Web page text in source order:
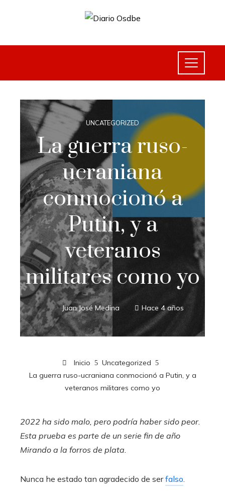
UNCATEGORIZED
La guerra ruso-
ucraniana
conmocionó a
Putin, y a
veteranos
militares como yo
Juan José Medina Hace 4 años
Inicio
Uncategorized
La guerra ruso-ucraniana conmocionó a Putin, y a
veteranos militares como yo
2022 ha sido malo, pero podría haber sido peor.
Esta prueba es parte de un serie fin de año
Mirando a la forros de plata.
Nunca he estado tan agradecido de serfalso.